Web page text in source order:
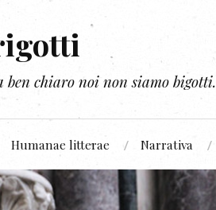
ben chiaro noi non siamo bigotti.
Humanae litterae Narrativa